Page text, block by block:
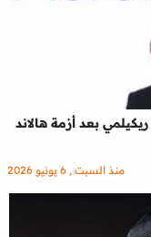
ريكيلمي بعد أزمة هالاند
منذ السبت , 6 يونيو 2026